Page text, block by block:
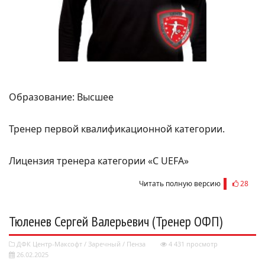
Образование: Высшее
Тренер первой квалификационной категории.
Лицензия тренера категории «С UEFA»
Читать полную версию 28
Тюленев Сергей Валерьевич (Тренер ОФП)
ДФК Центр-Максофт / Заречный / Пенза
4 431 просмотр
26.02.2025